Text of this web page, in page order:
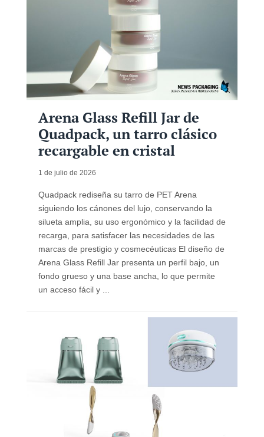
Arena Glass Refill Jar de
Quadpack, un tarro clásico
recargable en cristal
1 de julio de 2026
Quadpack rediseña su tarro de PET Arena
siguiendo los cánones del lujo, conservando la
silueta amplia, su uso ergonómico y la facilidad de
recarga, para satisfacer las necesidades de las
marcas de prestigio y cosmecéuticas El diseño de
Arena Glass Refill Jar presenta un perfil bajo, un
fondo grueso y una base ancha, lo que permite
un acceso fácil y ...